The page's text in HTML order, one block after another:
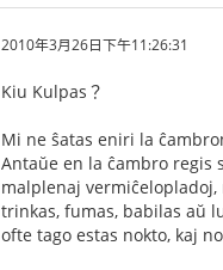
2010年3月26日下午11:26:31
Kiu Kulpas？
Mi ne ŝatas eniri la
Antaŭe en la ĉambro regis
malplenaj
trinkas, fumas, babilas aŭ
ofte tago estas nokto, kaj